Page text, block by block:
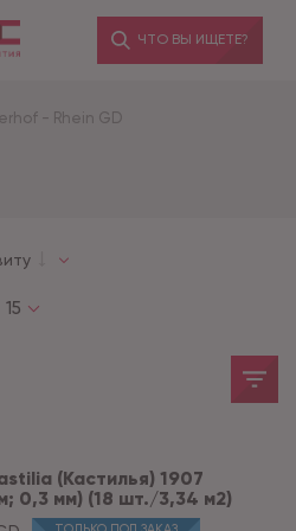
ЧТО ВЫ ИЩЕТЕ?
- Rhein GD
15
(Кастилья) 1907
0,3 мм) (18 шт./3,34 м2)